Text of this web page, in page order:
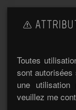
Toutes
sont
une utilisation
veuillez me